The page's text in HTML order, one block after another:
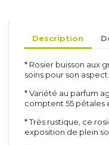
Arbustes
Méditerranéen
De printemps
De terre de
De haie
Description
* Rosier buisson aux
soins pour son aspect.
* Variété au parfum
comptent 55 pétales
* Très rustique, ce
exposition de plein